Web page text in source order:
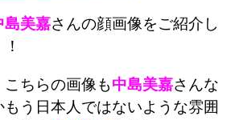
島美嘉さんの顔画像をご紹介し
ちらの画像も中島美嘉さんな
う日本人ではないような雰囲